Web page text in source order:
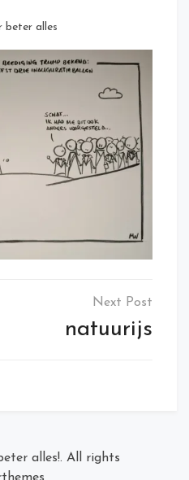
beter alles
natuurijs
alles!. All rights